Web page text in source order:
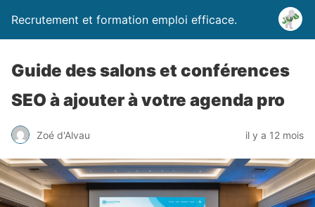
Recrutement et formation emploi efficace.
Guide des salons et conférences
SEO à ajouter à votre agenda pro
Zoé d'Alvau il y a 12 mois